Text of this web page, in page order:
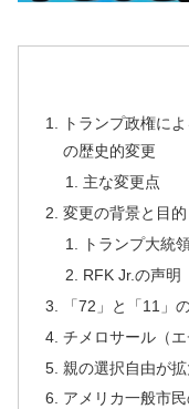
トランプ政権に
の歴史的変更
主な変更点
変更の背景と目的
トランプ大統
RFK Jr.の声明
「72」と「11」
チメロサール（
親の選択自由が
アメリカ一般市民